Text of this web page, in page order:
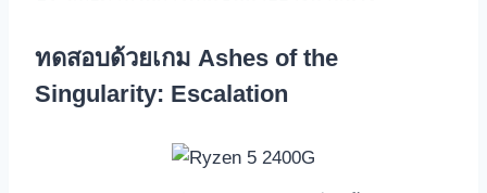
ทดสอบด้วยเกม Ashes of the
Singularity: Escalation